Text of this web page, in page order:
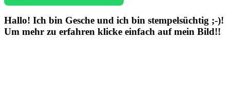
Hallo! Ich bin Gesche und ich bin stempelsüchtig ;-)!
Um mehr zu erfahren klicke einfach auf mein Bild!!